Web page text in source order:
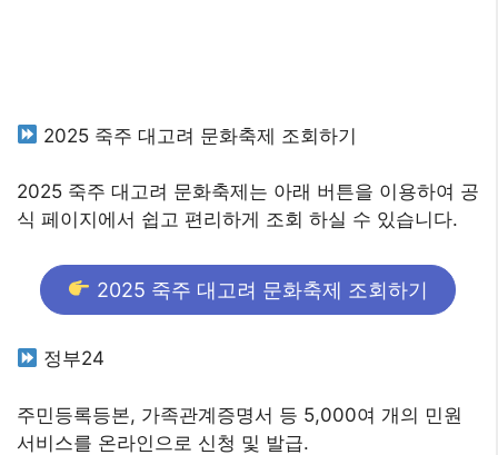
2025 죽주 대고려 문화축제 조회하기
2025 죽주 대고려 문화축제는 아래 버튼을 이용하여 공
식 페이지에서 쉽고 편리하게 조회 하실 수 있습니다.
2025 죽주 대고려 문화축제 조회하기
정부24
주민등록등본, 가족관계증명서 등 5,000여 개의 민원
서비스를 온라인으로 신청 및 발급.